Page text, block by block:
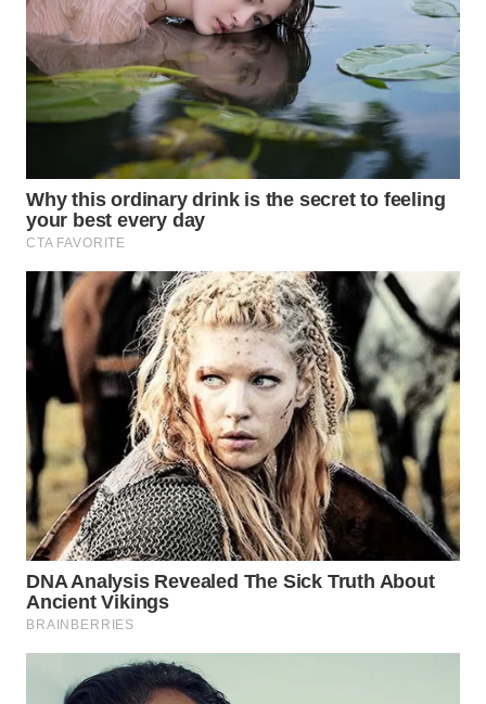
WN
SIMALUNGUN
WN
LABUHANBATU
WN
TAPANULI
TENGAH
WN DELI
SERDANG
WN
TEBING
TINGGI
WN
PAKPAK
WN
KARAWANG
WN
BEKASI